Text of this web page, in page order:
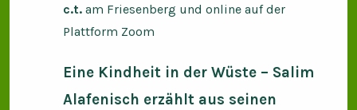
c.t.am Friesenberg und online auf der
Plattform Zoom
Eine Kindheit in der Wüste – Salim
Alafenisch erzählt aus seinen